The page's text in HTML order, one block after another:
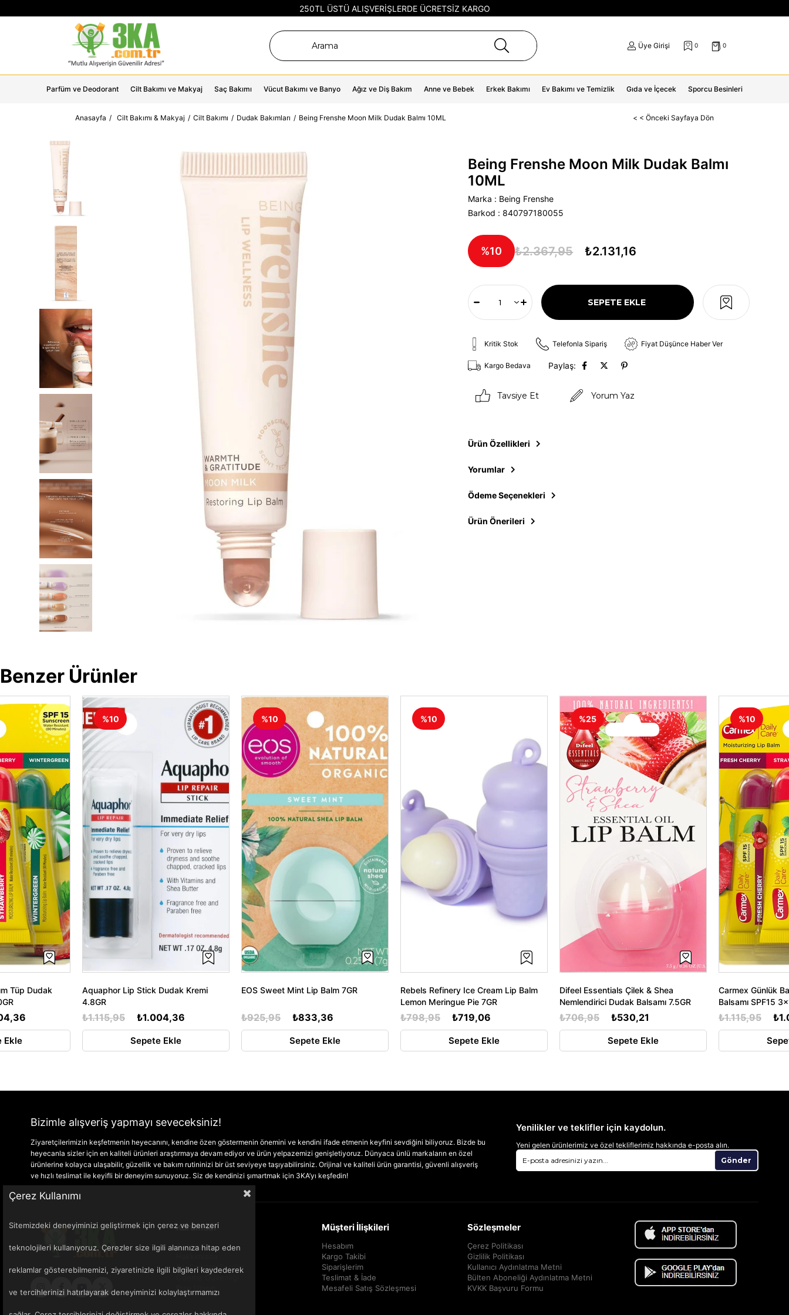
250TL ÜSTÜ ALIŞVERİŞLERDE ÜCRETSİZ KARGO
Üye Girişi 0 0
Parfüm ve Deodorant Cilt Bakımı ve Makyaj Saç Bakımı Vücut Bakımı ve Banyo Ağız ve Diş Bakım Anne ve Bebek Erkek Bakımı Ev Bakımı ve Temizlik Gıda ve İçecek Sporcu Besinleri
Anasayfa Cilt Bakımı & Makyaj Cilt Bakımı Dudak Bakımları Being Frenshe Moon Milk Dudak Balmı 10ML < < Önceki Sayfaya Dön
Being Frenshe Moon Milk Dudak Balmı
10ML
Marka : Being Frenshe
Barkod : 840797180055
10 ₺2.367,95 ₺2.131,16
Kritik Stok Telefonla Sipariş Fiyat Düşünce Haber Ver
Kargo Bedava Paylaş:
Tavsiye Et Yorum Yaz
Ürün Özellikleri
Yorumlar
Ödeme Seçenekleri
Ürün Önerileri
Benzer Ürünler
Tüp Dudak
Ekle
Aquaphor Lip Stick Dudak Kremi
4.8GR
₺1.004,36
₺1.115,95
Sepete Ekle
%10
EOS Sweet Mint Lip Balm 7GR
₺833,36
₺925,95
Sepete Ekle
%10
Rebels Refinery Ice Cream Lip Balm
Lemon Meringue Pie 7GR
₺719,06
₺798,95
Sepete Ekle
%10
Difeel Essentials Çilek & Shea
Nemlendirici Dudak Balsamı 7.5GR
₺530,21
₺706,95
Sepete Ekle
%25
Carmex Günlük
Balsamı SPF15
₺1.115,95
%10
Bizimle alışveriş yapmayı seveceksiniz!
Ziyaretçilerimizin keşfetmenin heyecanını, kendine özen göstermenin önemini ve kendini ifade etmenin keyfini sevdiğini biliyoruz. Bizde bu
heyecanla sizler için en kaliteli ürünleri araştırmaya devam ediyor ve ürün yelpazemizi genişletiyoruz. Dünyaca ünlü markaların en özel
ürünlerine kolayca ulaşabilir, güzellik ve bakım rutininizi bir üst seviyeye taşıyabilirsiniz. Orijinal ve kaliteli ürün garantisi, güvenli alışveriş
ve hızlı teslimat ile keyifli bir deneyim sunuyoruz. Siz de kendinizi şımartmak için 3KA’yı keşfedin!
Yenilikler ve teklifler için kaydolun.
Yeni gelen ürünlerimiz ve özel tekliflerimiz hakkında e-posta alın.
Gönder
Kurumsal
Anasayfa
Sık Sorulan Sorular
Ödeme Güvenliği
Bize Ulaşın
Müşteri İlişkileri
Hesabım
Kargo Takibi
Siparişlerim
Teslimat & İade
Mesafeli Satış Sözleşmesi
Sözleşmeler
Çerez Politikası
Gizlilik Politikası
Kullanıcı Aydınlatma Metni
Bülten Aboneliği Aydınlatma Metni
KVKK Başvuru Formu
Çerez Kullanımı
Sitemizdeki deneyiminizi geliştirmek için çerez ve benzeri
teknolojileri kullanıyoruz. Çerezler size ilgili alanınıza hitap eden
reklamlar gösterebilmemizi, ziyaretinizle ilgili bilgileri kaydederek
ve tercihlerinizi hatırlayarak deneyiminizi kolaylaştırmamızı